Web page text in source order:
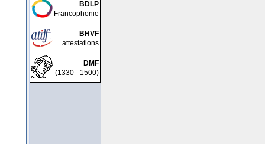
BDLP
Francophonie
BHVF
attestations
DMF
(1330 - 1500)